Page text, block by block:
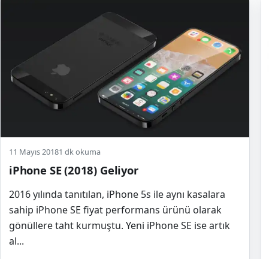
11 Mayıs 20181 dk okuma
iPhone SE (2018) Geliyor
2016 yılında tanıtılan, iPhone 5s ile aynı kasalara
sahip iPhone SE fiyat performans ürünü olarak
gönüllere taht kurmuştu. Yeni iPhone SE ise artık
al...